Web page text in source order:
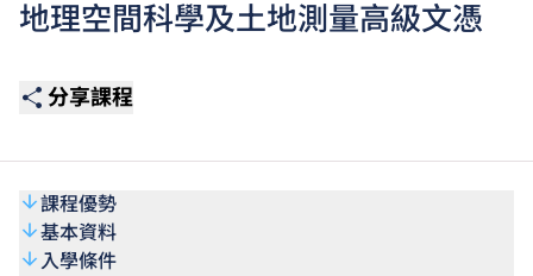
地理空間科學及土地測量高級文憑
分享課程
課程優勢
基本資料
入學條件